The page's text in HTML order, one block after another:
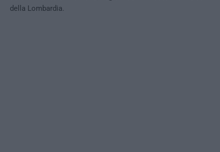
della Lombardia.